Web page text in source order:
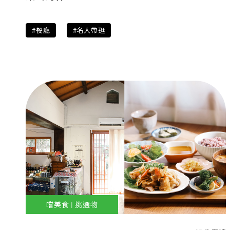
#餐廳 #名人帶逛
嚐美食 | 挑選物